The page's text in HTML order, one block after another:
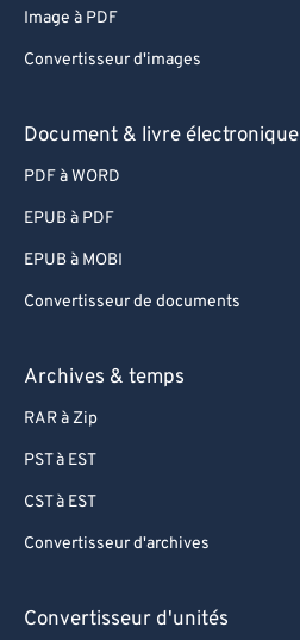
Image à PDF
Convertisseur d'images
Document & livre électronique
PDF à WORD
EPUB à PDF
EPUB à MOBI
Convertisseur de documents
Archives & temps
RAR à Zip
PST à EST
CST à EST
Convertisseur d'archives
Convertisseur d'unités